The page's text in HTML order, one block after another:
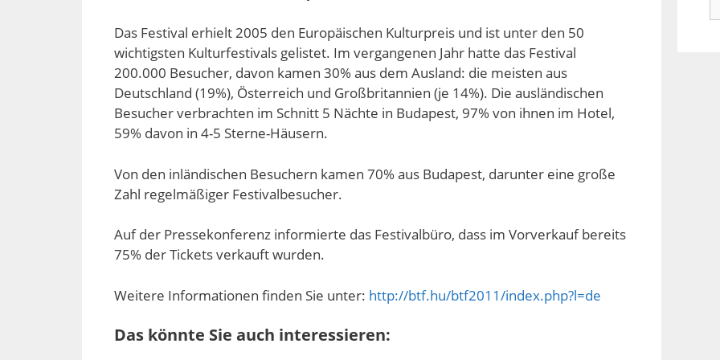
Das Festival erhielt 2005 den Europäischen Kulturpreis und ist unter den 50
wichtigsten Kulturfestivals gelistet. Im vergangenen Jahr hatte das Festival
200.000 Besucher, davon kamen 30% aus dem Ausland: die meisten aus
Deutschland (19%), Österreich und Großbritannien (je 14%). Die ausländischen
Besucher verbrachten im Schnitt 5 Nächte in Budapest, 97% von ihnen im Hotel,
59% davon in 4-5 Sterne-Häusern.
Von den inländischen Besuchern kamen 70% aus Budapest, darunter eine große
Zahl regelmäßiger Festivalbesucher.
Auf der Pressekonferenz informierte das Festivalbüro, dass im Vorverkauf bereits
75% der Tickets verkauft wurden.
Weitere Informationen finden Sie unter: http://btf.hu/btf2011/index.php?l=de
Das könnte Sie auch interessieren: